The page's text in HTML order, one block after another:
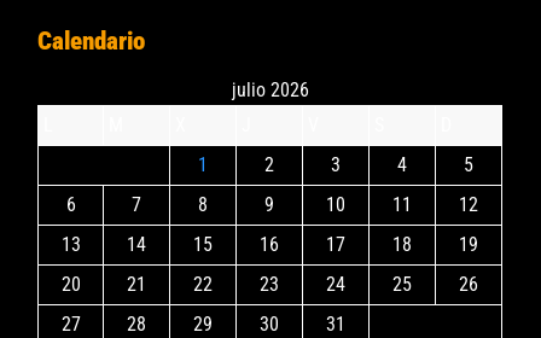
Calendario
julio 2026
1
2 3 4
5
6
7 8 9 10 11
12
13
14 15 16 17 18
19
20
21 22 23 24 25
26
27
28 29 30 31